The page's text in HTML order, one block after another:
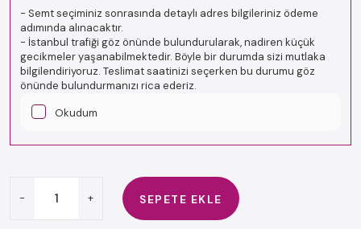
- Semt seçiminiz sonrasında detaylı adres bilgileriniz ödeme
adımında alınacaktır.
- İstanbul trafiği göz önünde bulundurularak, nadiren küçük
gecikmeler yaşanabilmektedir. Böyle bir durumda sizi mutlaka
bilgilendiriyoruz. Teslimat saatinizi seçerken bu durumu göz
önünde bulundurmanızı rica ederiz.
Okudum
- + SEPETE EKLE